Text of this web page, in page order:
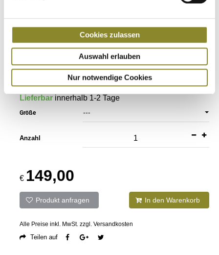
Cookies zulassen
Auswahl erlauben
Nur notwendige Cookies
bewahrt und gleichmäßig verteilt. GEL DYNAMIC
Footbed (GDF): Dynamische Komfort-Einlegesohle auf
Gelbasis zur Optimierung der Dämpfung und Stabilität
bei jedem Schritt.
Lieferbar innerhalb 1-2 Tage
Größe ---
Anzahl
€ 149,00
Produkt anfragen In den Warenkorb
Alle Preise inkl. MwSt. zzgl. Versandkosten
Teilen auf